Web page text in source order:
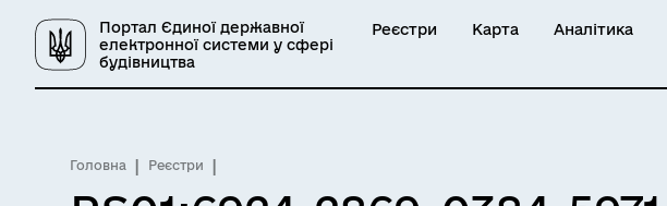
Портал Єдиної державної
електронної системи у сфері
будівництва
Реєстри Карта Аналітика
Головна Реєстри